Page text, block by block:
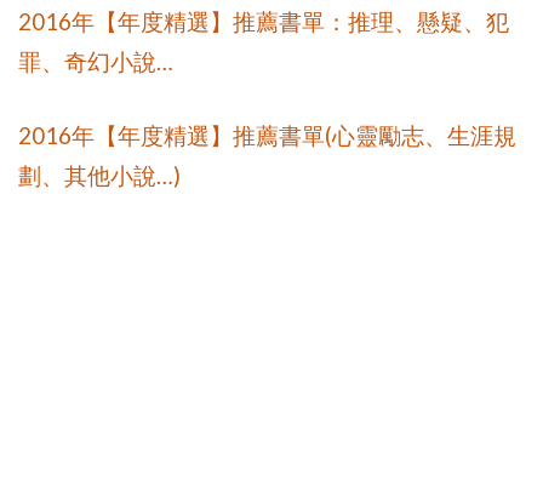
2016年【年度精選】推薦書單：推理、懸疑、犯
罪、奇幻小說…
2016年【年度精選】推薦書單(心靈勵志、生涯規
劃、其他小說…)